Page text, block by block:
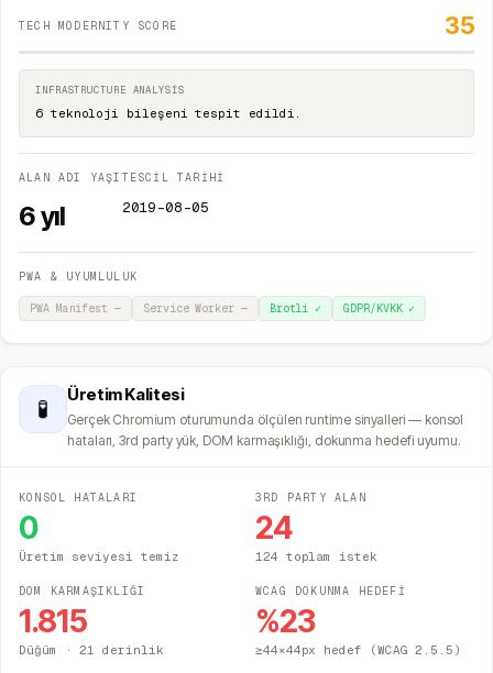
TECH MODERNITY SCORE 35
INFRASTRUCTURE ANALYSIS
6 teknoloji bileşeni tespit edildi.
ALAN ADI YAŞI
6yıl
TESCİL TARİHİ
2019-08-05
PWA & UYUMLULUK
PWA Manifest— Service Worker — Brotli✓ GDPR/KVKK✓
🧪
Üretim Kalitesi
Gerçek Chromium oturumunda ölçülen runtime sinyalleri — konsol
hataları, 3rd party yük, DOM karmaşıklığı, dokunma hedefi uyumu.
KONSOL HATALARI
0
Üretim seviyesi temiz
3RD PARTY ALAN
24
124 toplam istek
DOM KARMAŞIKLIĞI
1.815
Düğüm · 21 derinlik
WCAG DOKUNMA HEDEFİ
%23
≥44×44px hedef (WCAG 2.5.5)